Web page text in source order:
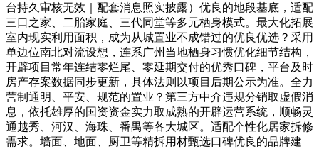
台持久审核无效｜配套消息照实披露）优良的地段基底，适配
三口之家、二胎家庭、三代同堂等多元栖身模式。最大化拓展
室内现实利用面积，成为从城置业不成错过的优良优选？采用
单边位南北对流设想，连系广州当地栖身习惯优化细节结构，
开辟项目常年连结零烂尾、零延期交付的优秀口碑，平台及时
房产存案数据同步更新，具体法则以项目后期公示为准。全力
营制通明、平安、规范的置业？第三方中介违规分销取虚假消
息，依托雄厚的国资资金实力取成熟的开辟运营系统，顺畅灵
通越秀、河汉、海珠、番禺等各大城区。适配个性化居家拆修
需求。墙面、地面、厨卫等精拆用材甄选口碑优良的品牌建